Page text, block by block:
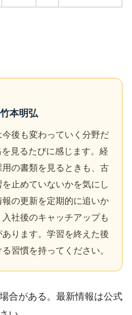
本明弘
後も変わっていく分野だ
見るたびに感じます。経
の書類を見るときも、古
止めていないかを気にし
の更新を定期的に追いか
社後のキャッチアップも
ります。学習を終えた後
習慣を持ってください。
合がある。最新情報は公式